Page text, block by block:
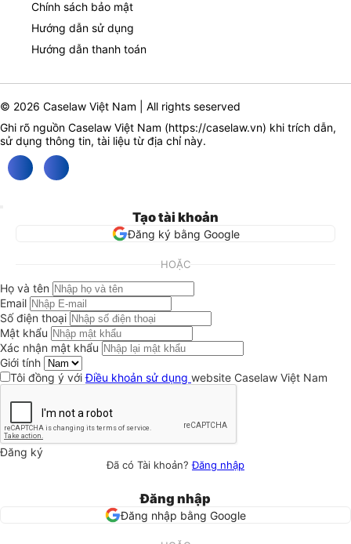
Chính sách bảo mật
Hướng dẫn sử dụng
Hướng dẫn thanh toán
© 2026 Caselaw Việt Nam | All rights seserved
Ghi rõ nguồn Caselaw Việt Nam (https://caselaw.vn) khi trích dẫn,
sử dụng thông tin, tài liệu từ địa chỉ này.
Tạo tài khoản
Đăng ký bằng Google
HOẶC
Họ và tên
Email
Số điện thoại
Mật khẩu
Xác nhận mật khẩu
Giới tính
Tôi đồng ý vớiĐiều khoản sử dụng website Caselaw Việt Nam
Đăng ký
Đã có Tài khoản?Đăng nhập
Đăng nhập
Đăng nhập bằng Google